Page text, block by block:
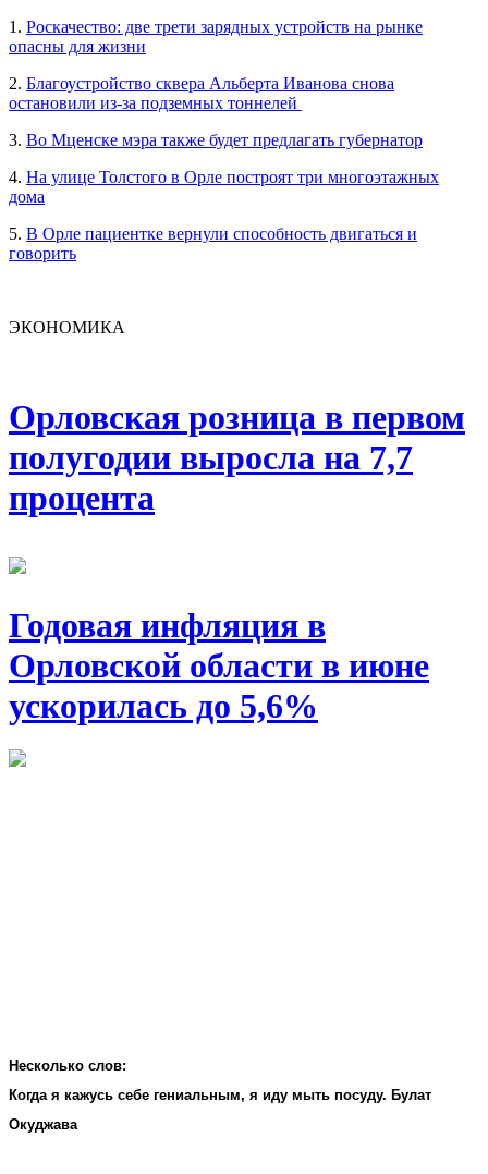
1. Роскачество: две трети зарядных устройств на рынке
опасны для жизни
2. Благоустройство сквера Альберта Иванова снова
остановили из-за подземных тоннелей
3. Во Мценске мэра также будет предлагать губернатор
4. На улице Толстого в Орле построят три многоэтажных
дома
5. В Орле пациентке вернули способность двигаться и
говорить
ЭКОНОМИКА
Орловская розница в первом
полугодии выросла на 7,7
процента
Годовая инфляция в
Орловской области в июне
ускорилась до 5,6%
Несколько слов:
Когда я кажусь себе гениальным, я иду мыть посуду. Булат
Окуджава